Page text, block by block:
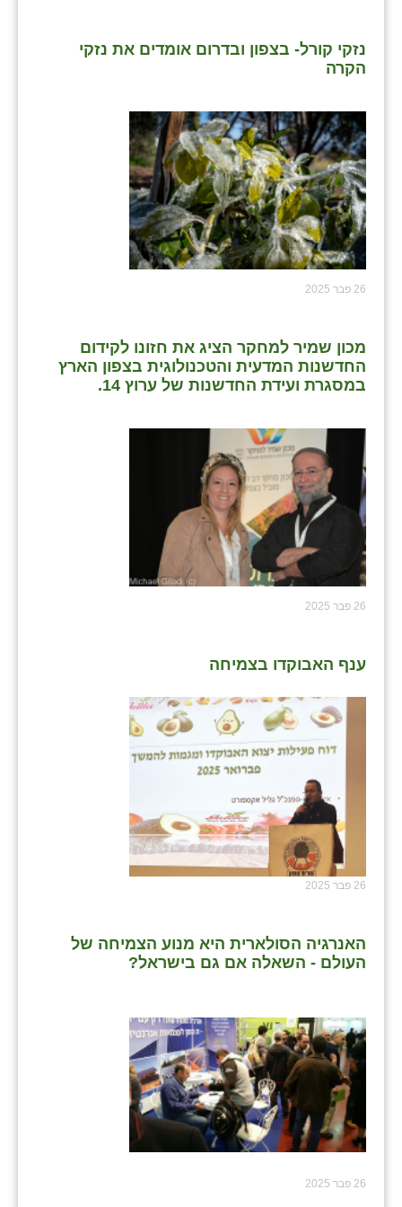
נזקי קורל- בצפון ובדרום אומדים את נזקי
הקרה
26 פבר 2025
מכון שמיר למחקר הציג את חזונו לקידום
החדשנות המדעית והטכנולוגית בצפון הארץ
במסגרת ועידת החדשנות של ערוץ 14.
26 פבר 2025
ענף האבוקדו בצמיחה
26 פבר 2025
האנרגיה הסולארית היא מנוע הצמיחה של
העולם - השאלה אם גם בישראל?
26 פבר 2025
שדה ורבורג
שדמה
שכניה
תלמי יוסף
בוסתן הגליל